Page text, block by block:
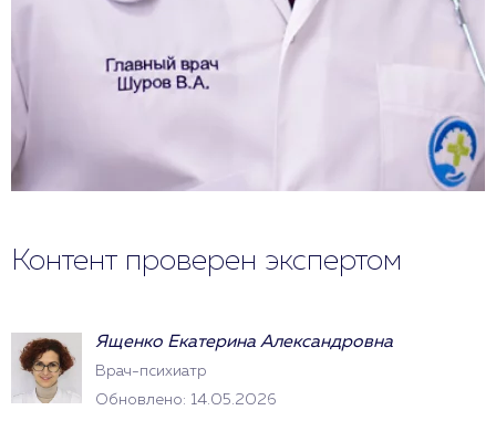
Контент проверен экспертом
Ященко Екатерина Александровна
Врач-психиатр
Обновлено: 14.05.2026